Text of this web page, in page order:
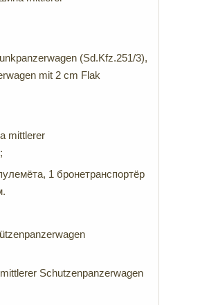
(Sd.Kfz.251/3),
mit 2 cm Flak
mittlerer
1 бронетранспортёр
Schutzenpanzerwagen